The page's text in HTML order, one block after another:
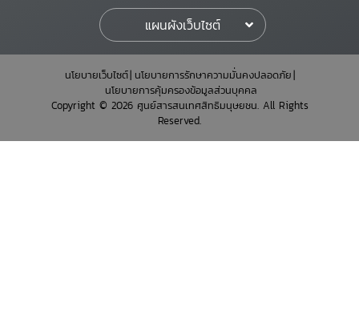
แผนผังเว็บไซต์
นโยบายเว็บไซต์ นโยบายการรักษาความมั่นคงปลอดภัย
นโยบายการคุ้มครองข้อมูลส่วนบุคคล
Copyright © 2026 ศูนย์สารสนเทศสิทธิมนุษยชน. All Rights
Reserved.